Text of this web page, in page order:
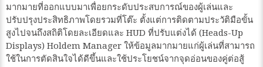
มากมายที่ออกแบบมาเพื่อยกระดับประสบการณ์ของผู้เล่นและ
ปรับปรุงประสิทธิภาพโดยรวมที่โต๊ะ ตั้งแต่การติดตามประวัติมือขั้น
สูงไปจนถึงสถิติโดยละเอียดและ HUD ที่ปรับแต่งได้ (Heads-Up
Displays) Holdem Manager ให้ข้อมูลมากมายแก่ผู้เล่นที่สามารถ
ใช้ในการตัดสินใจได้ดีขึ้นและใช้ประโยชน์จากจุดอ่อนของคู่ต่อสู้